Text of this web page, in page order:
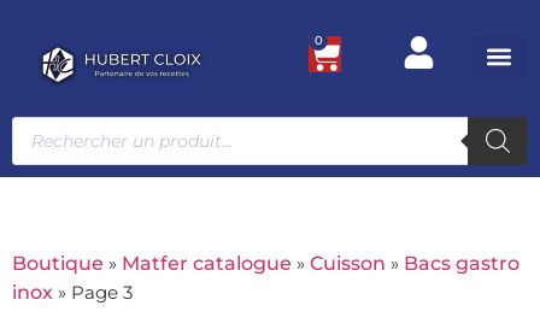
0
Boutique » Matfer catalogue » Cuisson » Bacs gastro
inox » Page 3